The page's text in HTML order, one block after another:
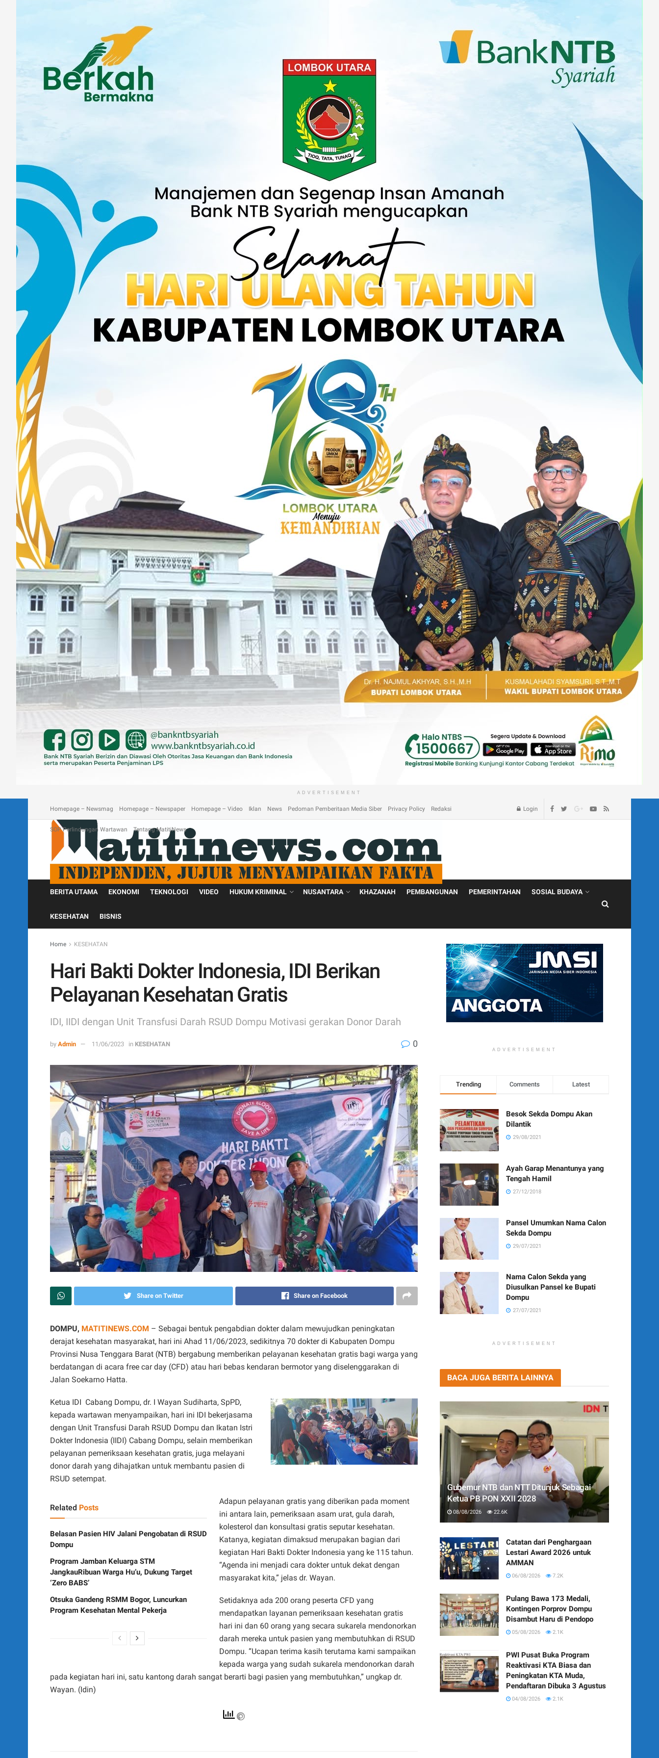
ADVERTISEMENT
Homepage – Newsmag Homepage – Newspaper Homepage – Video Iklan News Pedoman Pemberitaan Media Siber Privacy Policy Redaksi
SOP Perlindungan Wartawan Tentang MatitiNews
Login
BERITA UTAMA EKONOMI TEKNOLOGI VIDEO HUKUM KRIMINAL NUSANTARA KHAZANAH PEMBANGUNAN PEMERINTAHAN SOSIAL BUDAYA
KESEHATAN BISNIS
Home KESEHATAN
Hari Bakti Dokter Indonesia, IDI Berikan
Pelayanan Kesehatan Gratis
IDI, IIDI dengan Unit Transfusi Darah RSUD Dompu Motivasi gerakan Donor Darah
by Admin 11/06/2023 in KESEHATAN 0
Share on Twitter Share on Facebook
DOMPU, MATITINEWS.COM – Sebagai bentuk pengabdian dokter dalam mewujudkan peningkatan
derajat kesehatan masyarakat, hari ini Ahad 11/06/2023, sedikitnya 70 dokter di Kabupaten Dompu
Provinsi Nusa Tenggara Barat (NTB) bergabung memberikan pelayanan kesehatan gratis bagi warga yang
berdatangan di acara free car day (CFD) atau hari bebas kendaran bermotor yang diselenggarakan di
Jalan Soekarno Hatta.
Ketua IDI Cabang Dompu, dr. I Wayan Sudiharta, SpPD,
kepada wartawan menyampaikan, hari ini IDI bekerjasama
dengan Unit Transfusi Darah RSUD Dompu dan Ikatan Istri
Dokter Indonesia (IIDI) Cabang Dompu, selain memberikan
pelayanan pemeriksaan kesehatan gratis, juga melayani
donor darah yang dihajatkan untuk membantu pasien di
RSUD setempat.
Related Posts
Belasan Pasien HIV Jalani Pengobatan di RSUD
Dompu
Program Jamban Keluarga STM
JangkauRibuan Warga Hu’u, Dukung Target
‘Zero BABS’
Otsuka Gandeng RSMM Bogor, Luncurkan
Program Kesehatan Mental Pekerja
Adapun pelayanan gratis yang diberikan pada moment
ini antara lain, pemeriksaan asam urat, gula darah,
kolesterol dan konsultasi gratis seputar kesehatan.
Katanya, kegiatan dimaksud merupakan bagian dari
kegiatan Hari Bakti Dokter Indonesia yang ke 115 tahun.
“Agenda ini menjadi cara dokter untuk dekat dengan
masyarakat kita,” jelas dr. Wayan.
Setidaknya ada 200 orang peserta CFD yang
mendapatkan layanan pemeriksaan kesehatan gratis
hari ini dan 60 orang yang secara sukarela mendonorkan
darah mereka untuk pasien yang membutuhkan di RSUD
Dompu. “Ucapan terima kasih terutama kami sampaikan
kepada warga yang sudah sukarela mendonorkan darah
pada kegiatan hari ini, satu kantong darah sangat berarti bagi pasien yang membutuhkan,” ungkap dr.
Wayan. (Idin)
ADVERTISEMENT
Trending Comments Latest
Besok Sekda Dompu Akan
Dilantik
29/08/2021
Ayah Garap Menantunya yang
Tengah Hamil
27/12/2018
Pansel Umumkan Nama Calon
Sekda Dompu
29/07/2021
Nama Calon Sekda yang
Diusulkan Pansel ke Bupati
Dompu
27/07/2021
ADVERTISEMENT
BACA JUGA BERITA LAINNYA
Gubernur NTB dan NTT Ditunjuk Sebagai
Ketua PB PON XXII 2028
08/08/2026 22.6K
Catatan dari Penghargaan
Lestari Award 2026 untuk
AMMAN
06/08/2026 7.2K
Pulang Bawa 173 Medali,
Kontingen Porprov Dompu
Disambut Haru di Pendopo
05/08/2026 2.1K
PWI Pusat Buka Program
Reaktivasi KTA Biasa dan
Peningkatan KTA Muda,
Pendaftaran Dibuka 3 Agustus
04/08/2026 2.1K